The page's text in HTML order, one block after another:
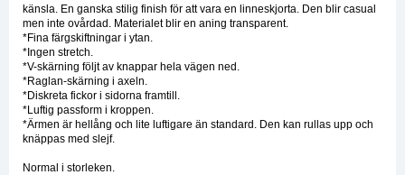
känsla. En ganska stilig finish för att vara en linneskjorta. Den blir casual
men inte ovårdad. Materialet blir en aning transparent.
*Fina färgskiftningar i ytan.
*Ingen stretch.
*V-skärning följt av knappar hela vägen ned.
*Raglan-skärning i axeln.
*Diskreta fickor i sidorna framtill.
*Luftig passform i kroppen.
*Ärmen är hellång och lite luftigare än standard. Den kan rullas upp och
knäppas med slejf.
Normal i storleken.